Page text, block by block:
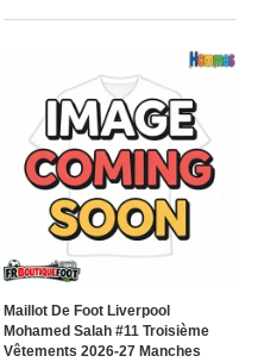
Maillot De Foot Liverpool
Mohamed Salah #11 Troisième
Vêtements 2026-27 Manches